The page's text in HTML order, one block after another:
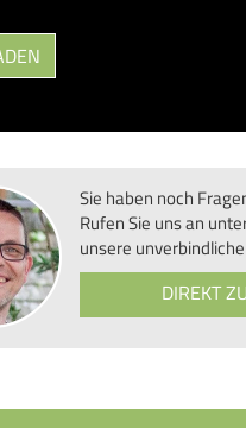
Sie haben noch
Rufen Sie uns an
unsere
DIREKT